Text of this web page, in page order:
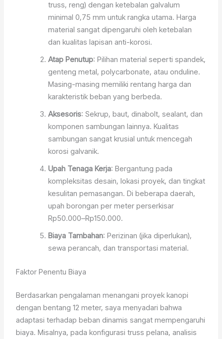
truss, reng) dengan ketebalan galvalum
minimal 0,75 mm untuk rangka utama. Harga
material sangat dipengaruhi oleh ketebalan
dan kualitas lapisan anti-korosi.
Atap Penutup: Pilihan material seperti spandek,
genteng metal, polycarbonate, atau onduline.
Masing-masing memiliki rentang harga dan
karakteristik beban yang berbeda.
Aksesoris: Sekrup, baut, dinabolt, sealant, dan
komponen sambungan lainnya. Kualitas
sambungan sangat krusial untuk mencegah
korosi galvanik.
Upah Tenaga Kerja: Bergantung pada
kompleksitas desain, lokasi proyek, dan tingkat
kesulitan pemasangan. Di beberapa daerah,
upah borongan per meter perserkisar
Rp50.000–Rp150.000.
Biaya Tambahan: Perizinan (jika diperlukan),
sewa perancah, dan transportasi material.
Faktor Penentu Biaya
Berdasarkan pengalaman menangani proyek kanopi
dengan bentang 12 meter, saya menyadari bahwa
adaptasi terhadap beban dinamis sangat mempengaruhi
biaya. Misalnya, pada konfigurasi truss pelana, analisis